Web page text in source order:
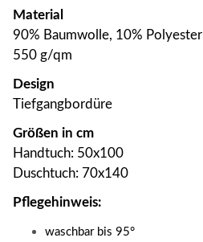
Material
90% Baumwolle, 10% Polyester
550 g/qm
Design
Tiefgangbordüre
Größen in cm
Handtuch: 50x100
Duschtuch: 70x140
Pflegehinweis:
waschbar bis 95°